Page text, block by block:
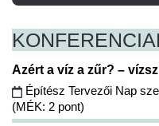
KONFERENCIA
Azért a víz a zűr? –
Építész Tervezői Nap
(MÉK: 2 pont)